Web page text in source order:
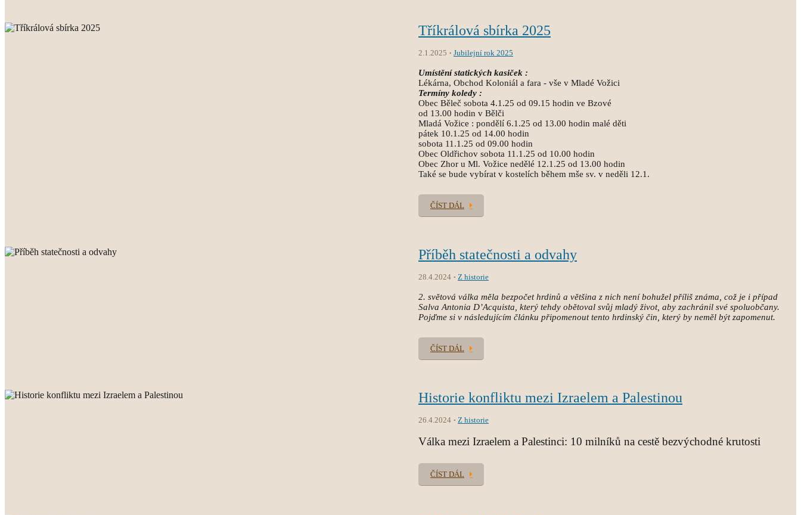
Tříkrálová sbírka 2025
2.1.2025 Jubilejní rok 2025
Umístění statických kasiček :
Lékárna, Obchod Koloniál a fara - vše v Mladé Vožici
Termíny koledy :
Obec Běleč sobota 4.1.25 od 09.15 hodin ve Bzové
od 13.00 hodin v Bělči
Mladá Vožice : pondělí 6.1.25 od 13.00 hodin malé děti
pátek 10.1.25 od 14.00 hodin
sobota 11.1.25 od 09.00 hodin
Obec Oldřichov sobota 11.1.25 od 10.00 hodin
Obec Zhor u Ml. Vožice nedělé 12.1.25 od 13.00 hodin
Také se bude vybírat v kostelích během mše sv. v neděli 12.1.
ČÍST DÁL
Příběh statečnosti a odvahy
28.4.2024 Z historie
2. světová válka měla bezpočet hrdinů a většina z nich není bohužel příliš známa, což je i případ
Salva Antonia D’Acquista, který tehdy obětoval svůj mladý život, aby zachránil své spoluobčany.
Pojďme si v následujícím článku připomenout tento hrdinský čin, který by neměl být zapomenut.
ČÍST DÁL
Historie konfliktu mezi Izraelem a Palestinou
26.4.2024 Z historie
Válka mezi Izraelem a Palestinci: 10 milníků na cestě bezvýchodné krutosti
ČÍST DÁL